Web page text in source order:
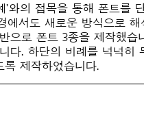
와의 접목을 통해 폰트를
에서도 새로운 방식으로
으로 폰트 3종을 제작했
다. 하단의 비례를 넉넉히
제작하였습니다.